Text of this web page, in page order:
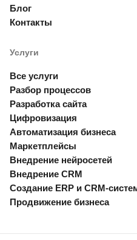
Блог
Контакты
Услуги
Все услуги
Разбор процессов
Разработка сайта
Цифровизация
Автоматизация бизнеса
Маркетплейсы
Внедрение нейросетей
Внедрение CRM
Создание ERP и CRM-
Продвижение бизнеса